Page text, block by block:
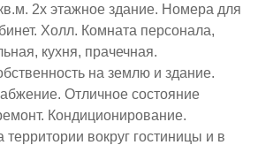
2х этажное здание. Номера для
Холл. Комната персонала,
кухня, прачечная.
на землю и здание.
Отличное состояние
Кондиционирование.
вокруг гостиницы и в